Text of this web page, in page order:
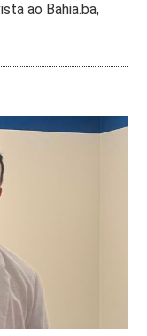
ao Bahia.ba,